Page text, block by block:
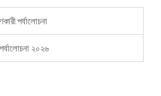
পর্যালোচনা
২০২৬